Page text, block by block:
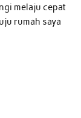
melaju cepat
rumah saya